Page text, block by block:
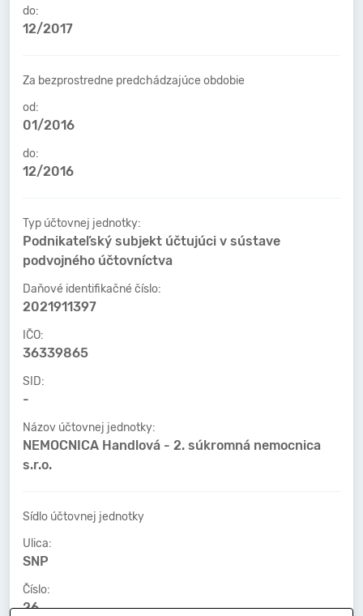
do:
12/2017
Za bezprostredne predchádzajúce obdobie
od:
01/2016
do:
12/2016
Typ účtovnej jednotky:
Podnikateľský subjekt účtujúci v sústave
podvojného účtovníctva
Daňové identifikačné číslo:
2021911397
IČO:
36339865
SID:
-
Názov účtovnej jednotky:
NEMOCNICA Handlová - 2. súkromná nemocnica
s.r.o.
Sídlo účtovnej jednotky
Ulica:
SNP
Číslo:
26